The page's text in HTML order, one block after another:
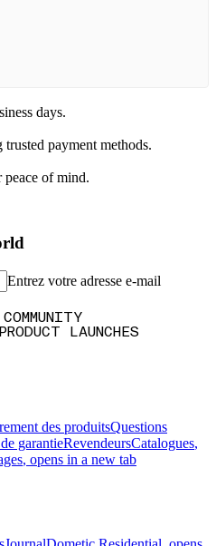
days.
payment methods.
of mind.
Entrez votre adresse e-mail
LAUNCHES
des produitsQuestions
garantieRevendeursCatalogues,
, opens in a new tab